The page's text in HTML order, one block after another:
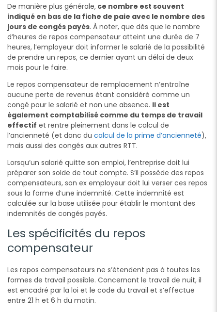
De manière plus générale, ce nombre est souvent
indiqué en bas de la fiche de paie avec le nombre des
jours de congés payés. À noter, que dès que le nombre
d’heures de repos compensateur atteint une durée de 7
heures, l’employeur doit informer le salarié de la possibilité
de prendre un repos, ce dernier ayant un délai de deux
mois pour le faire.
Le repos compensateur de remplacement n’entraîne
aucune perte de revenus étant considéré comme un
congé pour le salarié et non une absence. Il est
également comptabilisé comme du temps de travail
effectif et rentre pleinement dans le calcul de
l’ancienneté (et donc du calcul de la prime d’ancienneté),
mais aussi des congés aux autres RTT.
Lorsqu’un salarié quitte son emploi, l’entreprise doit lui
préparer son solde de tout compte. S’il possède des repos
compensateurs, son ex employeur doit lui verser ces repos
sous la forme d’une indemnité. Cette indemnité est
calculée sur la base utilisée pour établir le montant des
indemnités de congés payés.
Les spécificités du repos
compensateur
Les repos compensateurs ne s’étendent pas à toutes les
formes de travail possible. Concernant le travail de nuit, il
est encadré par la loi et le code du travail et s’effectue
entre 21 h et 6 h du matin.